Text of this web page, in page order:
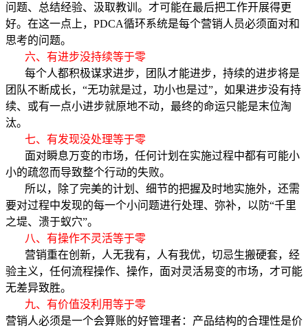
问题、总结经验、汲取教训。才可能在最后把工作开展得更
好。在这一点上，PDCA循环系统是每个营销人员必须面对和
思考的问题。
六、有进步没持续等于零
每个人都积极谋求进步，团队才能进步，持续的进步将是
团队不断成长，“无功就是过，功小也是过”，如果进步没有持
续、或有一点小进步就原地不动，最终的命运只能是末位淘
汰。
七、有发现没处理等于零
面对瞬息万变的市场，任何计划在实施过程中都有可能小
小的疏忽而导致整个行动的失败。
所以，除了完美的计划、细节的把握及时地实施外，还需
要对过程中发现的每一个小问题进行处理、弥补，以防“千里
之堤、溃于蚁穴”。
八、有操作不灵活等于零
营销重在创新，人无我有，人有我优，切忌生搬硬套，经
验主义，任何流程操作、操作，面对灵活易变的市场，才可能
无差异致胜。
九、有价值没利用等于零
营销人必须是一个会算账的好管理者：产品结构的合理性是价